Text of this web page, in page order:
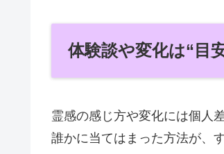
体験談や変化は“目
霊感の感じ方や変化には個人
誰かに当てはまった方法が、